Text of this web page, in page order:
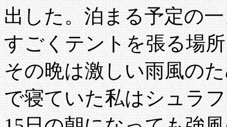
出した。泊まる予定の
すごくテントを張る場
その晩は激しい雨風の
で寝ていた私はシュラ